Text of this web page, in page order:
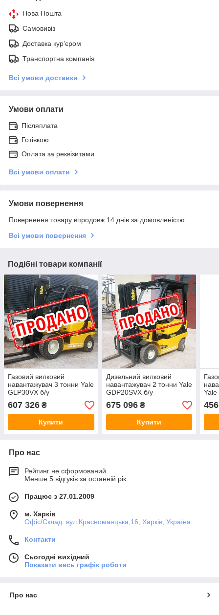
Нова Пошта
Самовивіз
Доставка кур'єром
Транспортна компанія
Всі умови доставки
Умови оплати
Післяплата
Готівкою
Оплата за реквізитами
Всі умови оплати
Умови повернення
Повернення товару впродовж 14 днів за домовленістю
Всі умови повернення
Подібні товари компанії
Газовий вилковий
навантажувач 3 тонни Yale
GLP30VX б/у
607 326 ₴
Купити
Дизельний вилковий
навантажувач 2 тонни Yale
GDP20SVX б/у
675 096₴
Купити
Yale
Про нас
Рейтинг не сформований
Менше 5 відгуків за останній рік
Працює з 27.01.2009
м. Харків
Офіс/Склад: вул.Красномаяцька,16, Харків, Україна
Контакти
Сьогодні вихідний
Показати весь графік роботи
Про нас